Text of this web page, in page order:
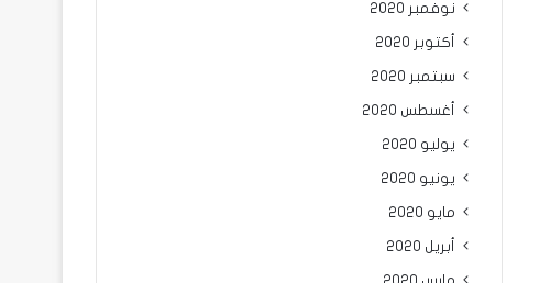
نوفمبر 2020
أكتوبر 2020
سبتمبر 2020
أغسطس 2020
يوليو 2020
يونيو 2020
مايو 2020
أبريل 2020